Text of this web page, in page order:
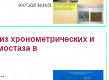
30 07 2026 14:14:51
хронометрических и
в